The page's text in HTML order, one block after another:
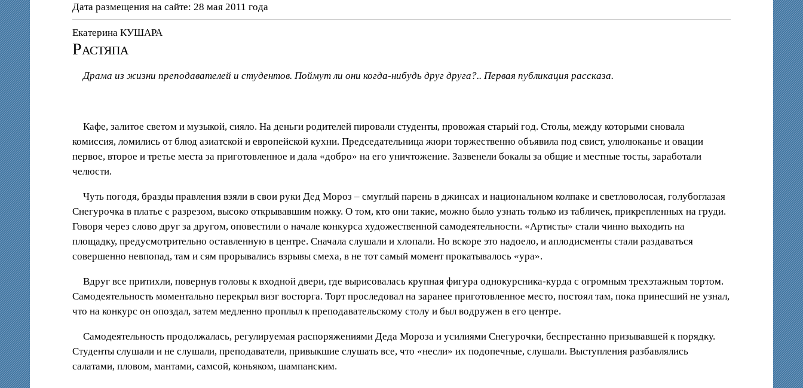
Дата размещения на сайте: 28 мая 2011 года
Екатерина КУШАРА
Растяпа
Драма из жизни преподавателей и студентов. Поймут ли они когда-нибудь друг друга?.. Первая публикация рассказа.
Кафе, залитое светом и музыкой, сияло. На деньги родителей пировали студенты, провожая старый год. Столы, между которыми сновала
комиссия, ломились от блюд азиатской и европейской кухни. Председательница жюри торжественно объявила под свист, улюлюканье и овации
первое, второе и третье места за приготовленное и дала «добро» на его уничтожение. Зазвенели бокалы за общие и местные тосты, заработали
челюсти.
Чуть погодя, бразды правления взяли в свои руки Дед Мороз – смуглый парень в джинсах и национальном колпаке и светловолосая, голубоглазая
Снегурочка в платье с разрезом, высоко открывавшим ножку. О том, кто они такие, можно было узнать только из табличек, прикрепленных на груди.
Говоря через слово друг за другом, оповестили о начале конкурса художественной самодеятельности. «Артисты» стали чинно выходить на
площадку, предусмотрительно оставленную в центре. Сначала слушали и хлопали. Но вскоре это надоело, и аплодисменты стали раздаваться
совершенно невпопад, там и сям прорывались взрывы смеха, в не тот самый момент прокатывалось «ура».
Вдруг все притихли, повернув головы к входной двери, где вырисовалась крупная фигура однокурсника-курда с огромным трехэтажным тортом.
Самодеятельность моментально перекрыл визг восторга. Торт проследовал на заранее приготовленное место, постоял там, пока принесший не узнал,
что на конкурс он опоздал, затем медленно проплыл к преподавательскому столу и был водружен в его центре.
Самодеятельность продолжалась, регулируемая распоряжениями Деда Мороза и усилиями Снегурочки, беспрестанно призывавшей к порядку.
Студенты слушали и не слушали, преподаватели, привыкшие слушать все, что «несли» их подопечные, слушали. Выступления разбавлялись
салатами, пловом, мантами, самсой, коньяком, шампанским.